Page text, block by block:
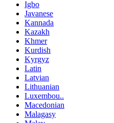
Igbo
Javanese
Kannada
Kazakh
Khmer
Kurdish
Kyrgyz
Latin
Latvian
Lithuanian
Luxembou..
Macedonian
Malagasy